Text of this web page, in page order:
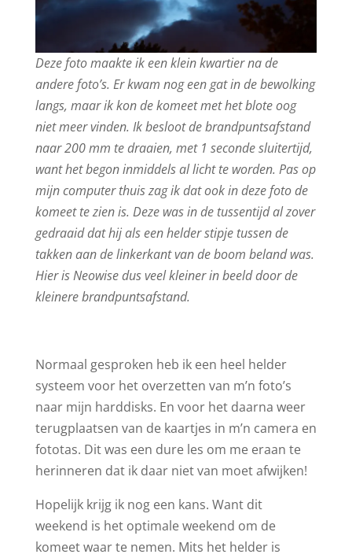
Deze foto maakte ik een klein kwartier na de
andere foto’s. Er kwam nog een gat in de bewolking
langs, maar ik kon de komeet met het blote oog
niet meer vinden. Ik besloot de brandpuntsafstand
naar 200 mm te draaien, met 1 seconde sluitertijd,
want het begon inmiddels al licht te worden. Pas op
mijn computer thuis zag ik dat ook in deze foto de
komeet te zien is. Deze was in de tussentijd al zover
gedraaid dat hij als een helder stipje tussen de
takken aan de linkerkant van de boom beland was.
Hier is Neowise dus veel kleiner in beeld door de
kleinere brandpuntsafstand.
Normaal gesproken heb ik een heel helder
systeem voor het overzetten van m’n foto’s
naar mijn harddisks. En voor het daarna weer
terugplaatsen van de kaartjes in m’n camera en
fototas. Dit was een dure les om me eraan te
herinneren dat ik daar niet van moet afwijken!
Hopelijk krijg ik nog een kans. Want dit
weekend is het optimale weekend om de
komeet waar te nemen. Mits het helder is